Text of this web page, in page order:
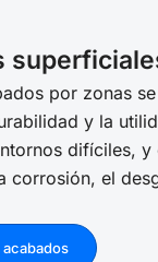
por zonas
y la
difíciles,
corrosión, el